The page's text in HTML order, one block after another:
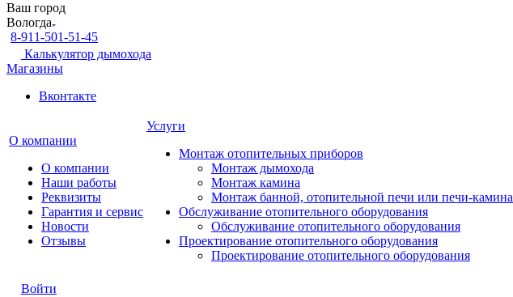
Ваш город
Вологда
8-911-501-51-45
Калькулятор дымохода
Магазины
Вконтакте
О компании
О компании
Наши работы
Реквизиты
Гарантия и сервис
Новости
Отзывы
Услуги
Монтаж отопительных приборов
Монтаж дымохода
Монтаж камина
Монтаж банной, отопительной печи или печи-камина
Обслуживание отопительного оборудования
Обслуживание отопительного оборудования
Проектирование отопительного оборудования
Проектирование отопительного оборудования
Войти